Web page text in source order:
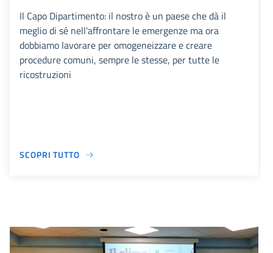
Il Capo Dipartimento: il nostro è un paese che dà il
meglio di sé nell'affrontare le emergenze ma ora
dobbiamo lavorare per omogeneizzare e creare
procedure comuni, sempre le stesse, per tutte le
ricostruzioni
SCOPRI TUTTO